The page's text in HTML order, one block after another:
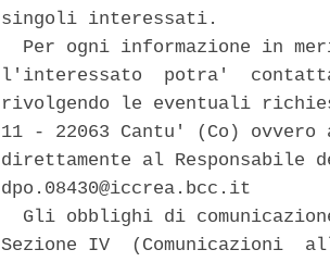
singoli interessati.
Per ogni informazione in
l'interessato  potra'
rivolgendo le eventuali
11 - 22063 Cantu' (Co)
direttamente al
dpo.08430@iccrea.bcc.it
Gli obblighi di
Sezione IV  (Comunicazioni